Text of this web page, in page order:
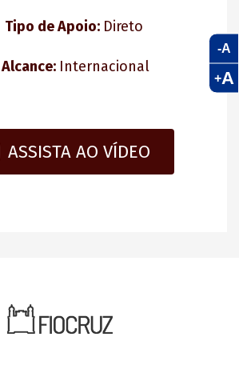
Tipo de Apoio: Direto
Alcance: Internacional
ASSISTA AO VÍDEO
-A
+A